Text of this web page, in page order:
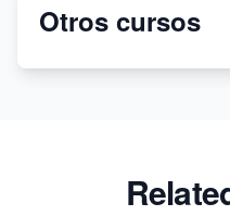
impresión bajo demanda
Otros cursos